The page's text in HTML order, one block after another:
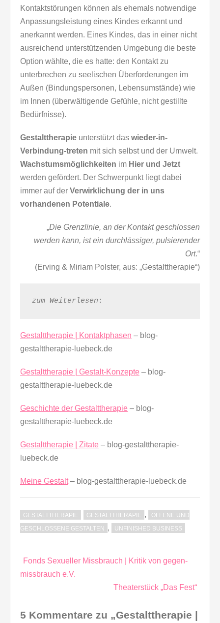
Kontaktstörungen können als ehemals notwendige
Anpassungsleistung eines Kindes erkannt und
anerkannt werden. Eines Kindes, das in einer nicht
ausreichend unterstützenden Umgebung die beste
Option wählte, die es hatte: den Kontakt zu
unterbrechen zu seelischen Überforderungen im
Außen (Bindungspersonen, Lebensumstände) wie
im Innen (überwältigende Gefühle, nicht gestillte
Bedürfnisse).
Gestalttherapie unterstützt das wieder-in-
Verbindung-treten mit sich selbst und der Umwelt.
Wachstumsmöglichkeiten im Hier und Jetzt
werden gefördert. Der Schwerpunkt liegt dabei
immer auf der Verwirklichung der in uns
vorhandenen Potentiale.
„Die Grenzlinie, an der Kontakt geschlossen
werden kann, ist ein durchlässiger, pulsierender
Ort.“
(Erving & Miriam Polster, aus: „Gestalttherapie“)
zum Weiterlesen :
Gestalttherapie | Kontaktphasen – blog-
gestalttherapie-luebeck.de
Gestalttherapie | Gestalt-Konzepte – blog-
gestalttherapie-luebeck.de
Geschichte der Gestalttherapie – blog-
gestalttherapie-luebeck.de
Gestalttherapie | Zitate – blog-gestalttherapie-
luebeck.de
Meine Gestalt– blog-gestalttherapie-luebeck.de
GESTALTTHERAPIE GESTALTTHERAPIE ,
OFFENE UND
GESCHLOSSENE GESTALTEN
, UNFINISHED BUSINESS
Beitragsnavigation
Fonds Sexueller Missbrauch | Kritik von gegen-
missbrauch e.V.
Theaterstück „Das Fest“
5 Kommentare zu „Gestalttherapie |